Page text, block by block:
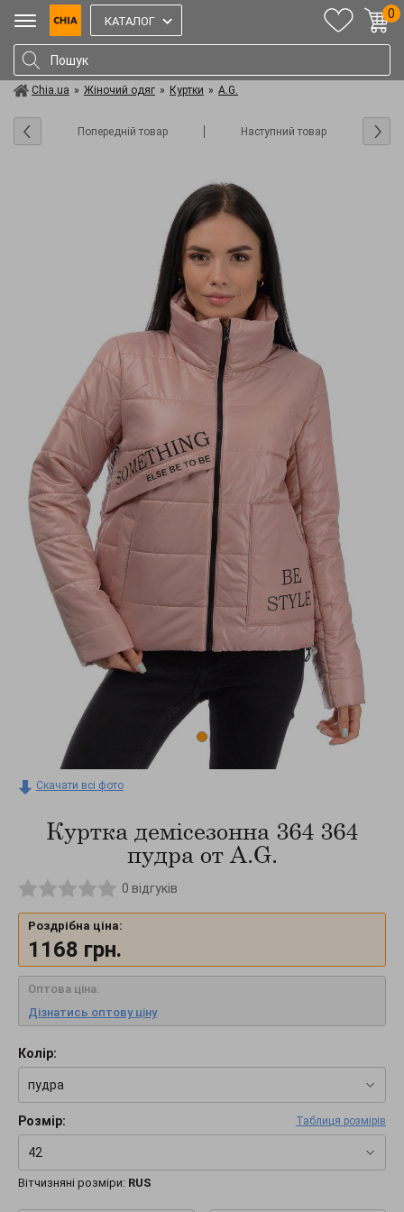
КАТАЛОГ
0
Chia.ua » Жіночий одяг » Куртки » A.G.
Попередній товар Наступний товар
Скачати всі фото
Куртка демісезонна 364 364
пудра от A.G.
0 відгуків
Роздрібна ціна:
1168 грн.
Оптова ціна:
Дізнатись оптову ціну
Колір:
пудра
Розмір: Таблиця розмірів
42
Вітчизняні розміри: RUS